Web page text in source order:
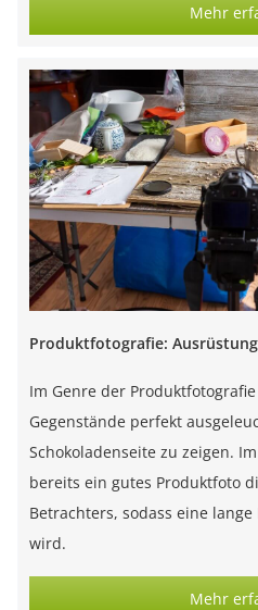
Mehr
Produktfotografie: Ausrüstung
Im Genre der
Gegenstände perfekt
Schokoladenseite zu zeigen.
bereits ein gutes Produktfoto
Betrachters, sodass eine
wird.
Mehr